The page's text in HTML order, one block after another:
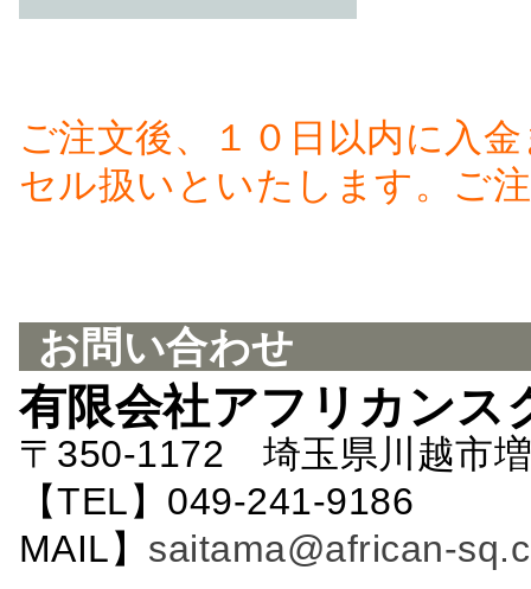
ご注文後、１０日以内に入
セル扱いといたします。ご
お問い合わせ
有限会社アフリカンス
〒350-1172 埼玉県川越市
【TEL】049-241-
MAIL】 saitama@african-